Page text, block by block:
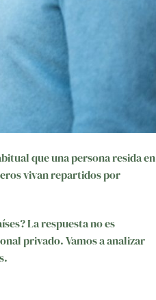
que una persona resida en
vivan repartidos por
La respuesta no es
privado. Vamos a analizar